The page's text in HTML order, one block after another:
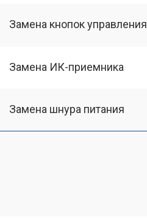
Замена кнопок управления
Замена ИК-приемника
Замена шнура питания